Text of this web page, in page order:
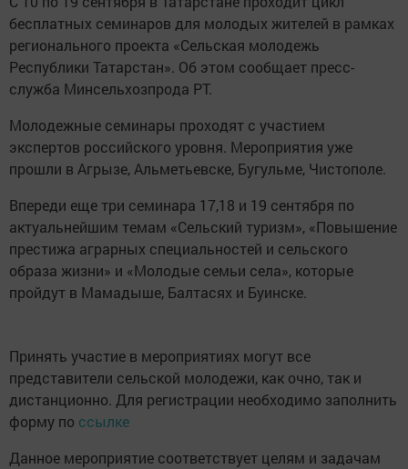
бесплатных семинаров для молодых жителей в рамках
регионального проекта «Сельская молодежь
Республики Татарстан». Об этом сообщает пресс-
служба Минсельхозпрода РТ.
Молодежные семинары проходят с участием
экспертов российского уровня. Мероприятия уже
прошли в Агрызе, Альметьевске, Бугульме, Чистополе.
Впереди еще три семинара 17,18 и 19 сентября по
актуальнейшим темам «Сельский туризм», «Повышение
престижа аграрных специальностей и сельского
образа жизни» и «Молодые семьи села», которые
пройдут в Мамадыше, Балтасях и Буинске.
Принять участие в мероприятиях могут все
представители сельской молодежи, как очно, так и
дистанционно. Для регистрации необходимо заполнить
форму по ссылке
Данное мероприятие соответствует целям и задачам